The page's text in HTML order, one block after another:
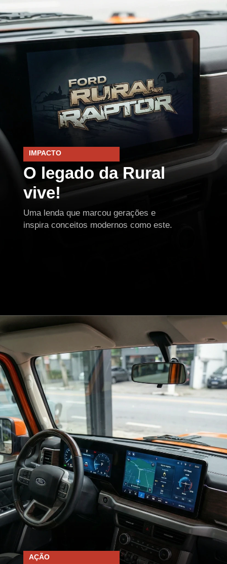
IMPACTO
O legado da Rural
vive!
Uma lenda que marcou gerações e
inspira conceitos modernos como este.
AÇÃO